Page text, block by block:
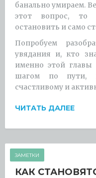
банально умираем.
этот вопрос, то
остановить и само
Попробуем
увядания и, кто
именно этой
шагом по пути,
счастливому и
ЧИТАТЬ ДАЛЕЕ
ЗАМЕТКИ
КАК